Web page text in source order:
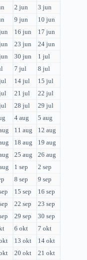
2 jun
3 jun
9 jun
10 jun
16 jun
17 jun
23 jun
24 jun
30 jun
1 jul
7 jul
8 jul
14 jul
15 jul
21 jul
22 jul
28 jul
29 jul
4 aug
5 aug
11 aug
12 aug
18 aug
19 aug
25 aug
26 aug
1 sep
2 sep
8 sep
9 sep
15 sep
16 sep
22 sep
23 sep
29 sep
30 sep
6 okt
7 okt
13 okt
14 okt
20 okt
21 okt